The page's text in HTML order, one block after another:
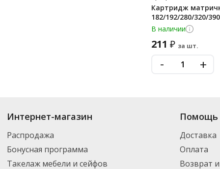
Картридж
182/192/280/320/
В наличии
211 ₽ за шт.
- +
Купить
. В
новинки. Вы можете выбрать нужный товар и добавить его в корзину
России – партнерской транспортной компанией DPD. Для постоянных
Интернет-магазин
Распродажа
Бонусная программа
Такелаж мебели и сейфов
Помощь
Доставка
Оплата
Возврат